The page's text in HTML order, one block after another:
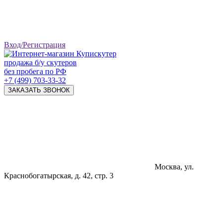
Вход/Регистрация
продажа б/у скутеров
без пробега по РФ
+7 (499) 703-33-32
ЗАКАЗАТЬ ЗВОНОК
Москва, ул.
Краснобогатырская, д. 42, стр. 3